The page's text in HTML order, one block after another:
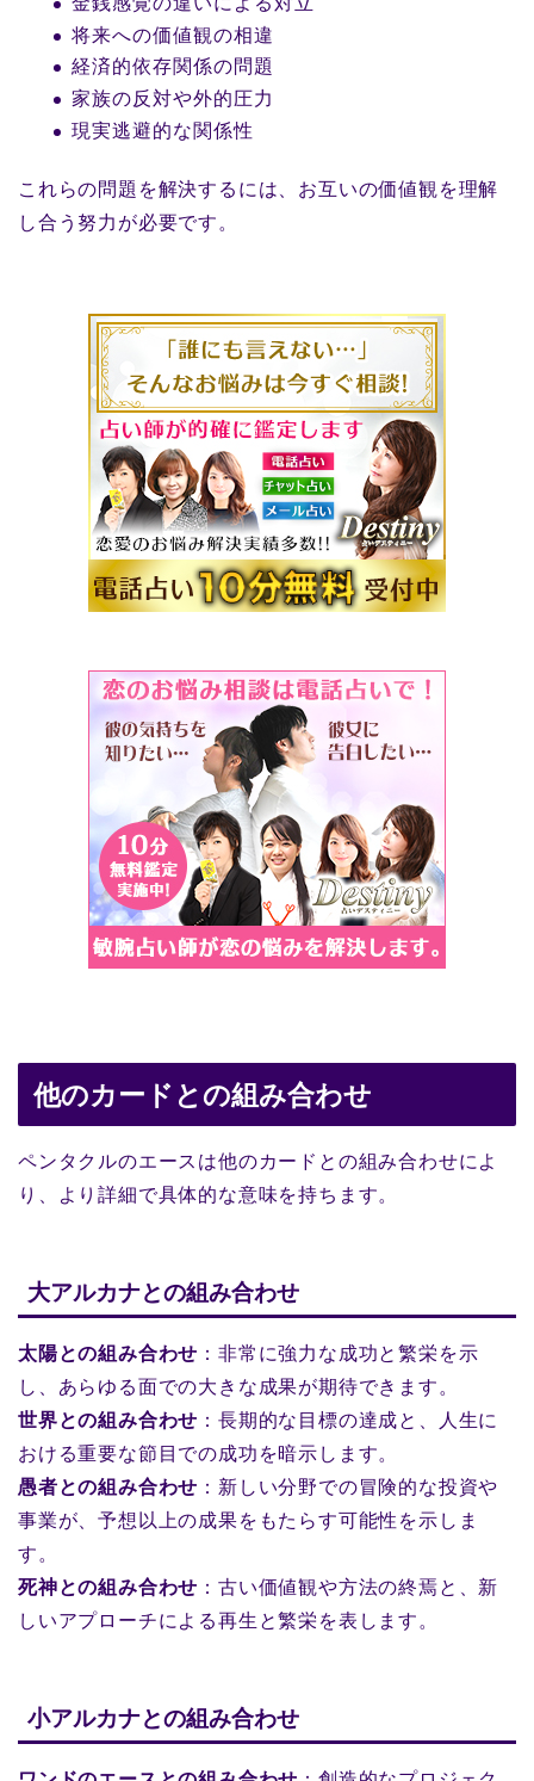
将来への価値観の相違
経済的依存関係の問題
家族の反対や外的圧力
現実逃避的な関係性
これらの問題を解決するには、お互いの価値観を理解
し合う努力が必要です。
他のカードとの組み合わせ
ペンタクルのエースは他のカードとの組み合わせによ
り、より詳細で具体的な意味を持ちます。
大アルカナとの組み合わせ
太陽との組み合わせ ：非常に強力な成功と繁栄を示
し、あらゆる面での大きな成果が期待できます。
世界との組み合わせ ：長期的な目標の達成と、人生に
おける重要な節目での成功を暗示します。
愚者との組み合わせ ：新しい分野での冒険的な投資や
事業が、予想以上の成果をもたらす可能性を示しま
す。
死神との組み合わせ ：古い価値観や方法の終焉と、新
しいアプローチによる再生と繁栄を表します。
小アルカナとの組み合わせ